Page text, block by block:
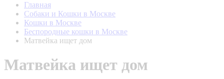
Главная
Собаки и Кошки в Москве
Кошки в Москве
Беспородные кошки в Москве
Матвейка ищет дом
Матвейка ищет дом